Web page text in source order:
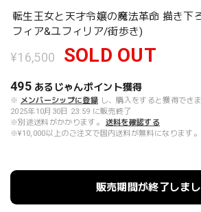
転生王女と天才令嬢の魔法革命 描き下
フィア&ユフィリア/街歩き)
¥16,500 SOLD OUT
495 あるじゃんポイント獲得
※ メンバーシップに登録 し、購入をすると獲得できま
2025年10月30日 23:59 に販売終了
※別途送料がかかります。
送料を確認する
※¥10,000以上のご注文で国内送料が無料になります。
販売期間が終了しま